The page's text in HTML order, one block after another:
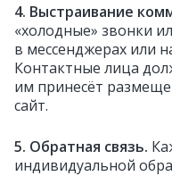
4. Выстраивание
«холодные» звонки
в мессенджерах или
Контактные лица
им принесёт
сайт.
5. Обратная связь.
индивидуальной